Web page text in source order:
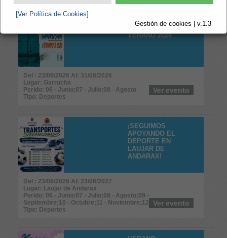
[Ver Política de Cookies]
Gestión de cookies | v.1.3
ESCUELAS
DEPORTIVAS
VERANO 2026
Del : 23/06/2026 Al: 31/08/2026
Lugar: Garrucha
Perido: 06 - Junio;07 - Julio;08 - Agosto
Tipo: Deportes
Ver evento
¡SEGUIMOS
APOYANDO EL
DEPORTE EN
LAUJAR DE
ANDARAX!
Del : 23/06/2026 Al: 23/06/2027
Lugar: Laujar de Andarax
Perido: 06 - Junio;07 - Julio;08 - Agosto;09 -
Septiembre;10 - Octubre;11 - Noviembre;12 - Diciembre
Tipo: Deportes
Ver evento